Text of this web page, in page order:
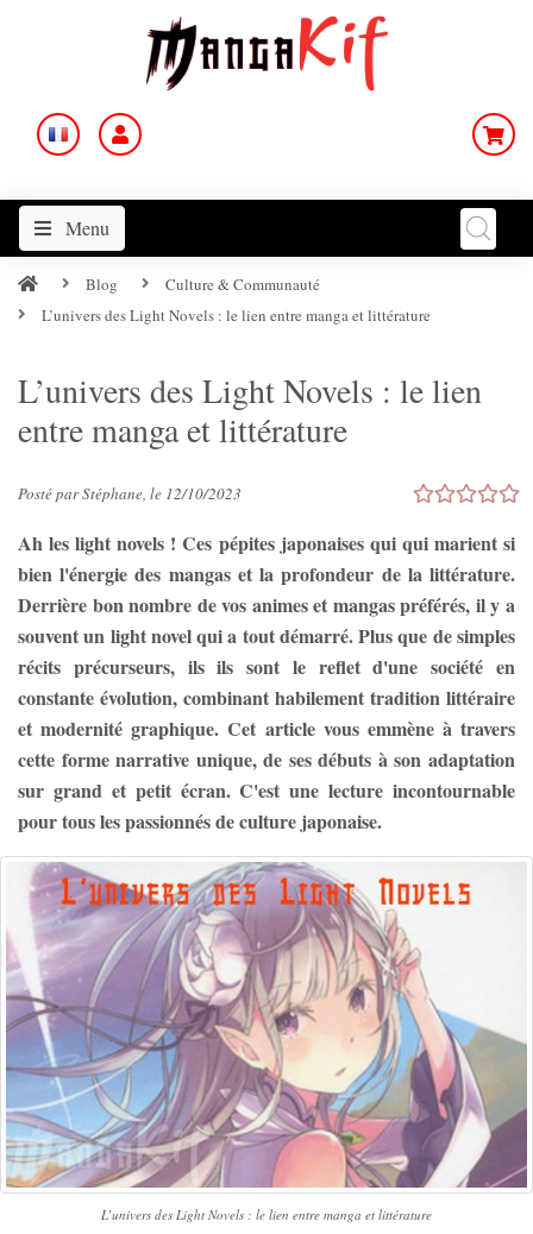
Menu
Blog
Culture & Communauté
L’univers des Light Novels : le lien entre manga et littérature
L’univers des Light Novels : le lien
entre manga et littérature
Posté par Stéphane, le 12/10/2023
Ah les light novels ! Ces pépites japonaises qui qui marient si
bien l'énergie des mangas et la profondeur de la littérature.
Derrière bon nombre de vos animes et mangas préférés, il y a
souvent un light novel qui a tout démarré. Plus que de simples
récits précurseurs, ils ils sont le reflet d'une société en
constante évolution, combinant habilement tradition littéraire
et modernité graphique. Cet article vous emmène à travers
cette forme narrative unique, de ses débuts à son adaptation
sur grand et petit écran. C'est une lecture incontournable
pour tous les passionnés de culture japonaise.
L’univers des Light Novels : le lien entre manga et littérature